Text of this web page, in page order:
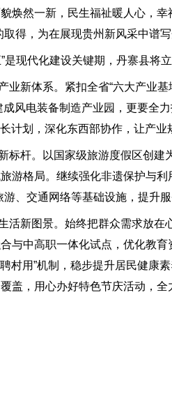
焕然一新，民生福祉暖人心，
取得，为在展现贵州新风采中谱
现代化建设关键期，丹寨县将
新体系。紧扣全省“六大产业基
风电装备制造产业园，更要全
长计划，深化东西部协作，让产
杆。以国家级旅游度假区创建
游格局。继续强化非遗保护与利
游、交通网络等基础设施，提升
新图景。始终把群众需求放在
与中高职一体化试点，优化教
聘村用”机制，稳步提升居民健
盖，用心办好特色节庆活动，